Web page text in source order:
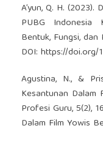
A’yun, Q. H.
PUBG Indonesia
Bentuk, Fungsi, dan
DOI: https://doi.org/
Agustina, N., &
Kesantunan Dalam
Profesi Guru, 5(2),
Dalam Film Yowis